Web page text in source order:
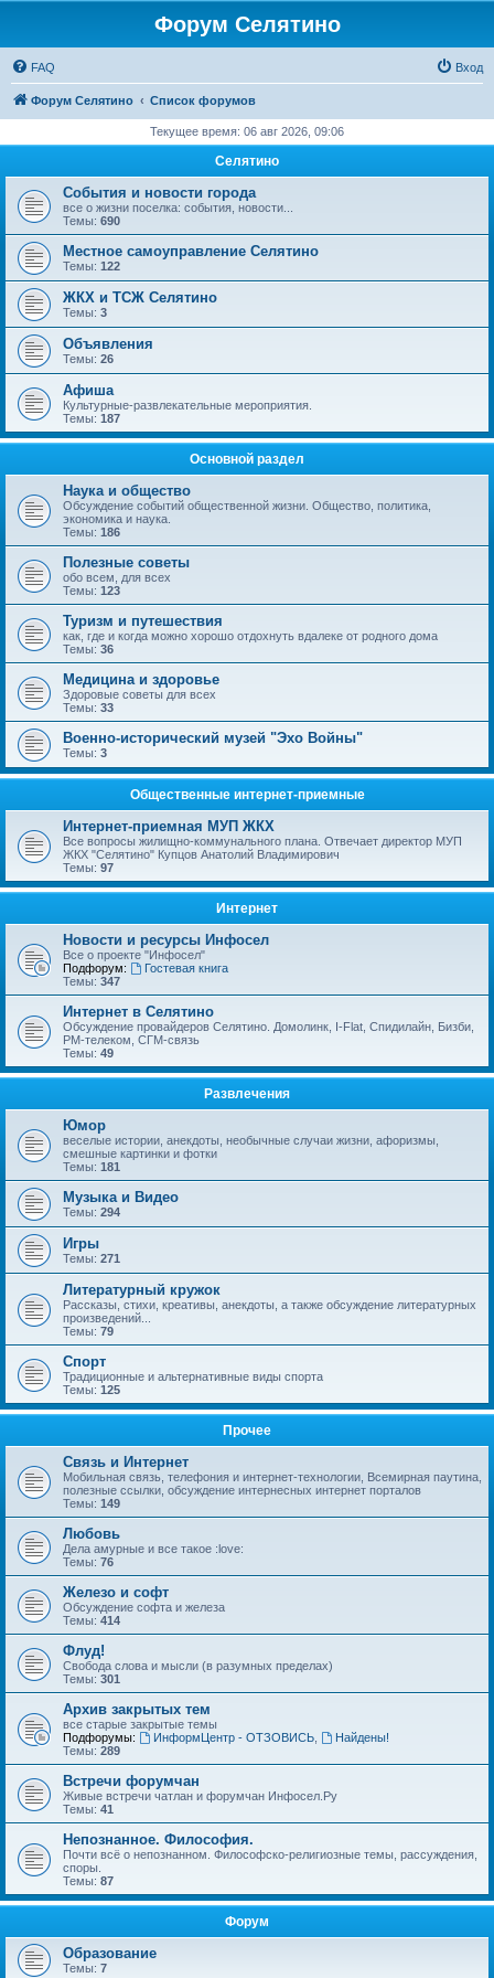
Форум Селятино
FAQ Вход
Форум Селятино Список форумов
Текущее время: 06 авг 2026, 09:06
Селятино
События и новости города
все о жизни поселка: события, новости...
Темы: 690
Местное самоуправление Селятино
Темы: 122
ЖКХ и ТСЖ Селятино
Темы: 3
Объявления
Темы: 26
Афиша
Культурные-развлекательные мероприятия.
Темы: 187
Основной раздел
Наука и общество
Обсуждение событий общественной жизни. Общество, политика,
экономика и наука.
Темы: 186
Полезные советы
обо всем, для всех
Темы: 123
Туризм и путешествия
как, где и когда можно хорошо отдохнуть вдалеке от родного дома
Темы: 36
Медицина и здоровье
Здоровые советы для всех
Темы: 33
Военно-исторический музей "Эхо Войны"
Темы: 3
Общественные интернет-приемные
Интернет-приемная МУП ЖКХ
Все вопросы жилищно-коммунального плана. Отвечает директор МУП
ЖКХ "Селятино" Купцов Анатолий Владимирович
Темы: 97
Интернет
Новости и ресурсы Инфосел
Все о проекте "Инфосел"
Подфорум:
Гостевая книга
Темы: 347
Интернет в Селятино
Обсуждение провайдеров Селятино. Домолинк, I-Flat, Спидилайн, Бизби,
РМ-телеком, СГМ-связь
Темы: 49
Развлечения
Юмор
веселые истории, анекдоты, необычные случаи жизни, афоризмы,
смешные картинки и фотки
Темы: 181
Музыка и Видео
Темы: 294
Игры
Темы: 271
Литературный кружок
Рассказы, стихи, креативы, анекдоты, а также обсуждение литературных
произведений...
Темы: 79
Спорт
Традиционные и альтернативные виды спорта
Темы: 125
Прочее
Связь и Интернет
Мобильная связь, телефония и интернет-технологии, Всемирная паутина,
полезные ссылки, обсуждение интернесных интернет порталов
Темы: 149
Любовь
Дела амурные и все такое :love:
Темы: 76
Железо и софт
Обсуждение софта и железа
Темы: 414
Флуд!
Свобода слова и мысли (в разумных пределах)
Темы: 301
Архив закрытых тем
все старые закрытые темы
Подфорумы:
ИнформЦентр - ОТЗОВИСЬ,
Найдены!
Темы: 289
Встречи форумчан
Живые встречи чатлан и форумчан Инфосел.Ру
Темы: 41
Непознанное. Философия.
Почти всё о непознанном. Философско-религиозные темы, рассуждения,
споры.
Темы: 87
Форум
Образование
Темы: 7